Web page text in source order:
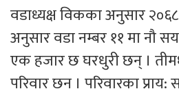
वडाध्यक्ष विकका अनुसार
अनुसार वडा नम्बर ११ मा नौ
एक हजार छ घरधुरी छन् ।
परिवार छन् । परिवारका